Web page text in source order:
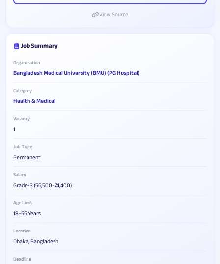
View Source
Job Summary
Organization
Bangladesh Medical University (BMU) (PG Hospital)
Category
Health & Medical
Vacancy
1
Job Type
Permanent
Salary
Grade-3 (56,500-74,400)
Age Limit
18-55 Years
Location
Dhaka, Bangladesh
Deadline